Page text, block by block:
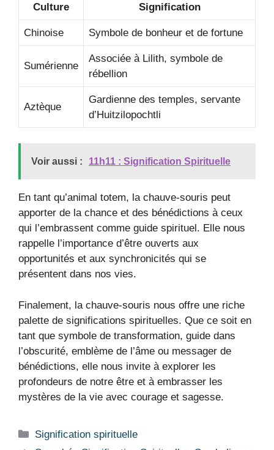
Culture Signification
Chinoise Symbole de bonheur et de fortune
Sumérienne
Associée à Lilith, symbole de
rébellion
Aztèque
Gardienne des temples, servante
d’Huitzilopochtli
Voir aussi : 11h11 : Signification Spirituelle
En tant qu’animal totem, la chauve-souris peut
apporter de la chance et des bénédictions à ceux
qui l’embrassent comme guide spirituel. Elle nous
rappelle l’importance d’être ouverts aux
opportunités et aux synchronicités qui se
présentent dans nos vies.
Finalement, la chauve-souris nous offre une riche
palette de significations spirituelles. Que ce soit en
tant que symbole de transformation, guide dans
l’obscurité, emblème de l’âme ou messager de
bénédictions, elle nous invite à explorer les
profondeurs de notre être et à embrasser les
mystères de la vie avec courage et sagesse.
Catégories
Signification spirituelle